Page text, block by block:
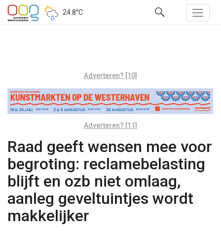
24.8°C
Adverteren? [10]
Adverteren? [11]
Raad geeft wensen mee voor
begroting: reclamebelasting
blijft en ozb niet omlaag,
aanleg geveltuintjes wordt
makkelijker